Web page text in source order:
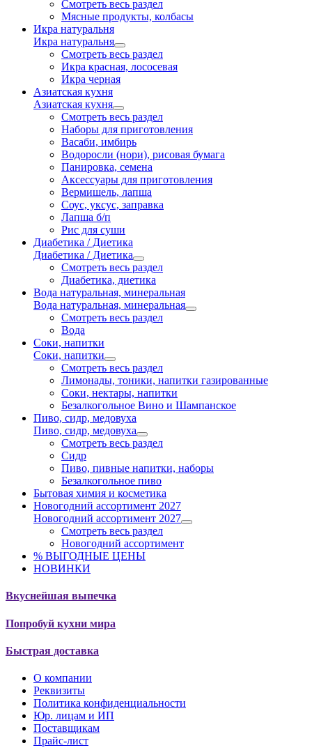
Смотреть весь раздел
Мясные продукты, колбасы
Икра натуральня
Икра натуральня
Смотреть весь раздел
Икра красная, лососевая
Икра черная
Азиатская кухня
Азиатская кухня
Смотреть весь раздел
Наборы для приготовления
Васаби, имбирь
Водоросли (нори), рисовая бумага
Панировка, семена
Аксессуары для приготовления
Вермишель, лапша
Соус, уксус, заправка
Лапша б/п
Рис для суши
Диабетика / Диетика
Диабетика / Диетика
Смотреть весь раздел
Диабетика, диетика
Вода натуральная, минеральная
Вода натуральная, минеральная
Смотреть весь раздел
Вода
Соки, напитки
Соки, напитки
Смотреть весь раздел
Лимонады, тоники, напитки газированные
Соки, нектары, напитки
Безалкогольное Вино и Шампанское
Пиво, сидр, медовуха
Пиво, сидр, медовуха
Смотреть весь раздел
Сидр
Пиво, пивные напитки, наборы
Безалкогольное пиво
Бытовая химия и косметика
Новогодний ассортимент 2027
Новогодний ассортимент 2027
Смотреть весь раздел
Новогодний ассортимент
% ВЫГОДНЫЕ ЦЕНЫ
НОВИНКИ
Вкуснейшая выпечка
Попробуй кухни мира
Быстрая доставка
О компании
Реквизиты
Политика конфиденциальности
Юр. лицам и ИП
Поставщикам
Прайс-лист